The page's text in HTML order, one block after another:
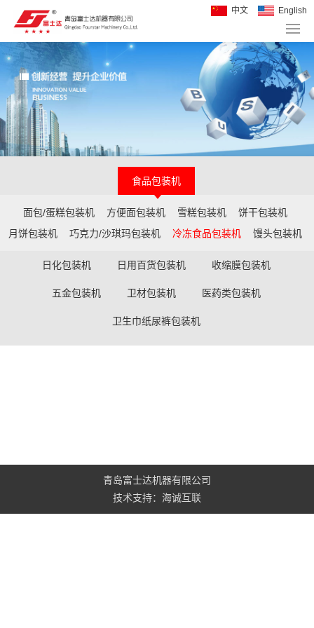
中文 English
食品包装机
面包/蛋糕包装机 方便面包装机 雪糕包装机
饼干包装机
月饼包装机
巧克力/沙琪玛包装机 冷冻食品包装机 馒头包装机
日化包装机 日用百货包装机 收缩膜包装机
五金包装机 卫材包装机 医药类包装机
卫生巾纸尿裤包装机
青岛富士达机器有限公司
技术支持：海诚互联